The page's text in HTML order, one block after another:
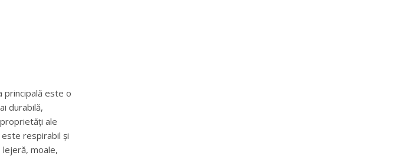
principală este o
durabilă,
ale
respirabil și
moale,